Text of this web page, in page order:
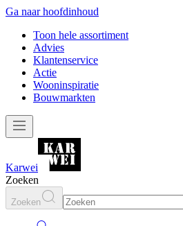
Ga naar hoofdinhoud
Toon hele assortiment
Advies
Klantenservice
Actie
Wooninspiratie
Bouwmarkten
Karwei
Zoeken
Zoeken